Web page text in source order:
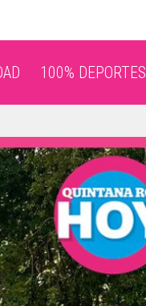
100% DEPORTES